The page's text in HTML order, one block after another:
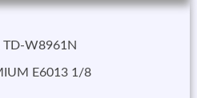
TD-W8961N
E6013 1/8